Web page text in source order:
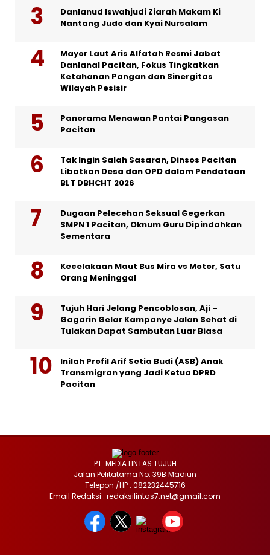
Danlanud Iswahjudi Ziarah Makam Ki
Nantang Judo dan Kyai Nursalam
Mayor Laut Aris Alfatah Resmi Jabat
Danlanal Pacitan, Fokus Tingkatkan
Ketahanan Pangan dan Sinergitas
Wilayah Pesisir
Panorama Menawan Pantai Pangasan
Pacitan
Tak Ingin Salah Sasaran, Dinsos Pacitan
Libatkan Desa dan OPD dalam Pendataan
BLT DBHCHT 2026
Dugaan Pelecehan Seksual Gegerkan
SMPN 1 Pacitan, Oknum Guru Dipindahkan
Sementara
Kecelakaan Maut Bus Mira vs Motor, Satu
Orang Meninggal
Tujuh Hari Jelang Pencoblosan, Aji –
Gagarin Gelar Kampanye Jalan Sehat di
Tulakan Dapat Sambutan Luar Biasa
Inilah Profil Arif Setia Budi (ASB) Anak
Transmigran yang Jadi Ketua DPRD
Pacitan
PT. MEDIA LINTAS TUJUH
Jalan Pelitatama No. 39B Madiun
Telepon /HP : 082232445716
Email Redaksi : redaksilintas7.net@gmail.com